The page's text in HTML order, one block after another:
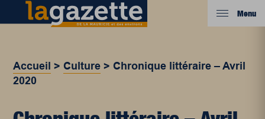
Menu
Accueil > Culture > Chronique littéraire – Avril
2020